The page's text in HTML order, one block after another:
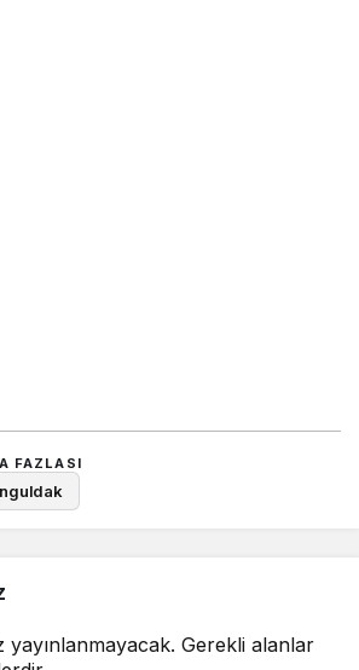
FAZLASI
yayınlanmayacak. Gerekli alanlar